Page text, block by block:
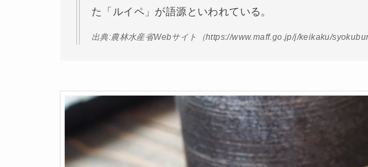
た「ルイペ」が語源といわれている。
出典:農林水産省Webサイト（https://www.maff.go.jp/j/keikaku/